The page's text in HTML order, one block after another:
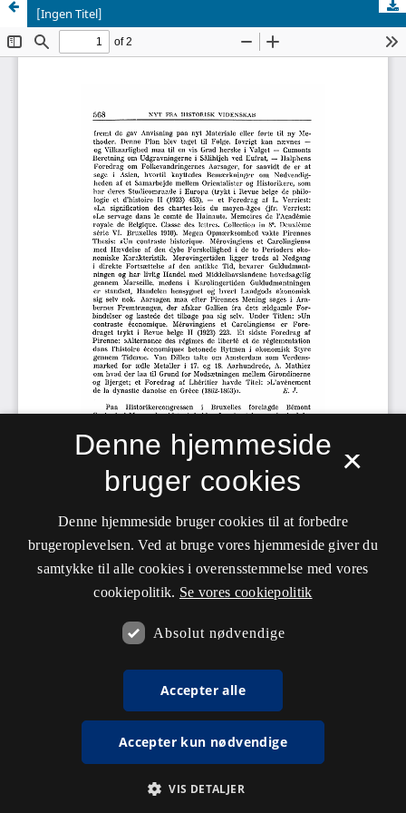
[Ingen Titel]
×
Denne hjemmeside
bruger cookies
Denne hjemmeside bruger cookies til at forbedre
brugeroplevelsen. Ved at bruge vores hjemmeside giver du
samtykke til alle cookies i overensstemmelse med vores
cookiepolitik. Se vores cookiepolitik
Absolut nødvendige
Accepter alle
Accepter kun nødvendige
VIS DETALJER